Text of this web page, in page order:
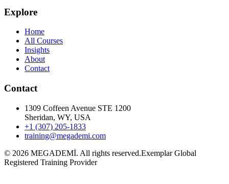
Explore
Home
All Courses
Insights
About
Contact
Contact
1309 Coffeen Avenue STE 1200
Sheridan, WY, USA
+1 (307) 205-1833
training@megademi.com
© 2026 MEGADEMİ. All rights reserved.Exemplar Global
Registered Training Provider